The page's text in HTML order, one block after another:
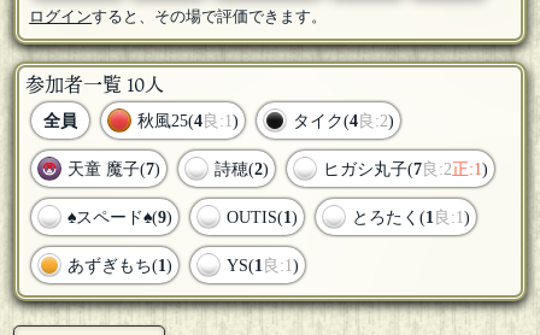
ログインすると、その場で評価できます。
参加者一覧 10人
全員 秋風25(4良:1) タイク(4良:2)
天童 魔子(7) 詩穂(2) ヒガシ丸子(7良:2正:1)
♠️スペード♠️(9) OUTIS(1) とろたく(1良:1)
あずぎもち(1) YS(1良:1)